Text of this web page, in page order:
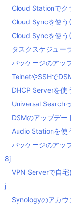
Cloud Stationでク
Cloud Syncを使
Cloud Syncを使
タスクスケジュー
パッケージのアッ
TelnetやSSHで
DHCP Serverを使
Universal Search
DSMのアップデ
Audio Stationを使
パッケージのアッ
8j
VPN Serverで自
j
Synologyのアカウ